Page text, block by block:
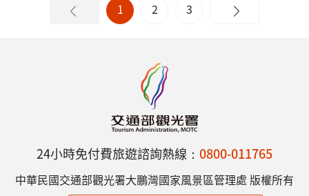
1 2 3
24小時免付費旅遊諮詢熱線： 0800-011765
中華民國交通部觀光署大鵬灣國家風景區管理處 版權所有